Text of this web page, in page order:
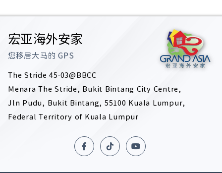
宏亚海外安家
您移居大马的GPS
The Stride 45-03@BBCC
Menara The Stride, Bukit Bintang City Centre,
Jln Pudu, Bukit Bintang, 55100 Kuala Lumpur,
Federal Territory of Kuala Lumpur